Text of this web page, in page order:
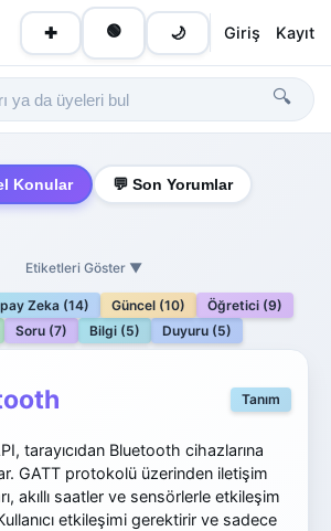
✚ 🟢 🌙 Giriş Kayıt
🔍
Konular 💬 Son Yorumlar
Etiketleri Göster ▼
Zeka (14) Güncel (10)
Öğretici (9)
Soru (7) Bilgi (5) Duyuru (5)
Tanım
tarayıcıdan Bluetooth cihazlarına
GATT protokolü üzerinden iletişim
akıllı saatler ve sensörlerle etkileşim
etkileşimi gerektirir ve sadece